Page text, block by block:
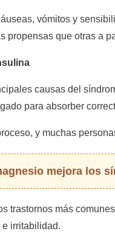
vómitos y
propensas que otras a
causas del
para absorber
y muchas
mejora los
trastornos más
irritabilidad.